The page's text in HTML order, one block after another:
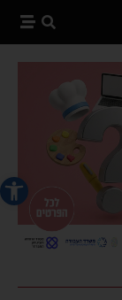
פתח